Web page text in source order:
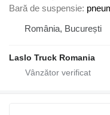
Bară de suspensie
România, București
Laslo Truck Romania